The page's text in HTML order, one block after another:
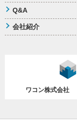
Q&A
会社紹介
ワコン株式会社